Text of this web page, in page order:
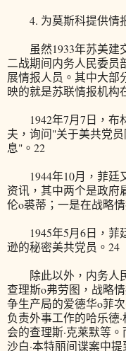
4. 为莫斯科提供情
虽然1933年苏美建
二战期间内务人民委员
展情报人员。其中大部
映的就是苏联情报机构
1942年7月7日，布
夫，询问"关于美共党
息"。22
1944年10月，菲廷
资讯，其中两个是政府
伦o裘蒂；一是在战略
1945年5月6日，菲
逊的秘密美共党员。24
除此以外，内务人
查理斯o弗劳图，战略
争生产局的爱德华o菲
负责外事工作的哈乐德
会的查理斯·克莱默等
沙白·本特丽间谍案中